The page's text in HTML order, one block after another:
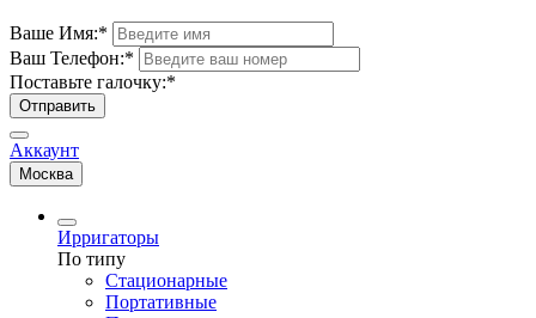
Ваше Имя:*
Ваш Телефон:*
Поставьте галочку:*
Отправить
Аккаунт
Москва
Ирригаторы
По типу
Стационарные
Портативные